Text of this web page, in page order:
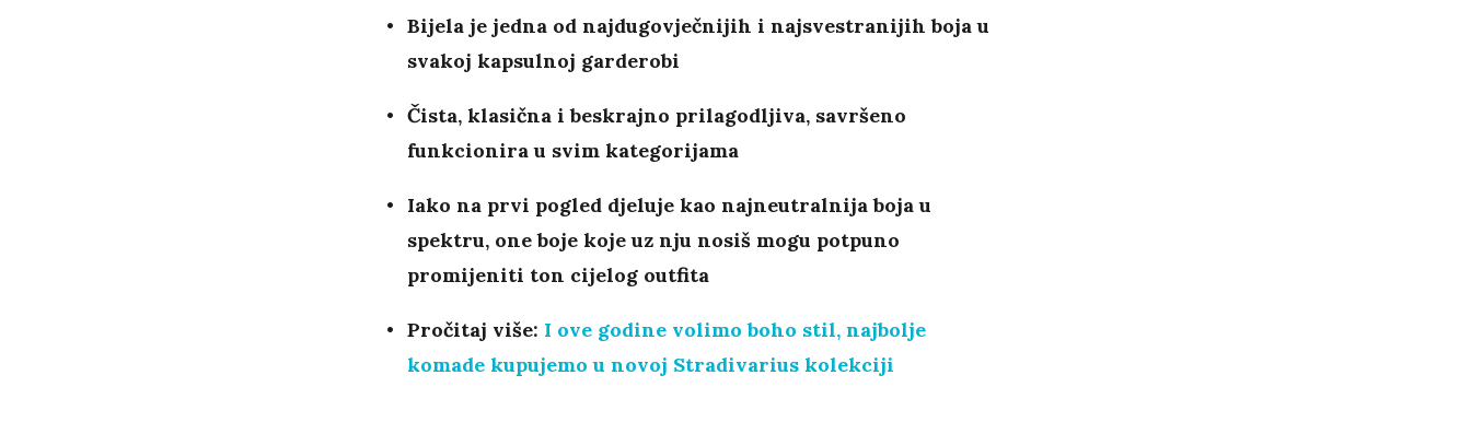
Bijela je jedna od najdugovječnijih i najsvestranijih boja u
svakoj kapsulnoj garderobi
Čista, klasična i beskrajno prilagodljiva, savršeno
funkcionira u svim kategorijama
Iako na prvi pogled djeluje kao najneutralnija boja u
spektru, one boje koje uz nju nosiš mogu potpuno
promijeniti ton cijelog outfita
Pročitaj više: I ove godine volimo boho stil, najbolje
komade kupujemo u novoj Stradivarius kolekciji